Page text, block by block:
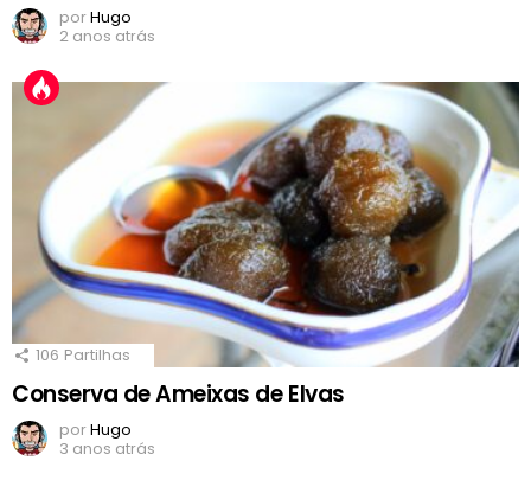
porHugo
2 anos atrás
106 Partilhas
Conserva de Ameixas de Elvas
porHugo
3 anos atrás